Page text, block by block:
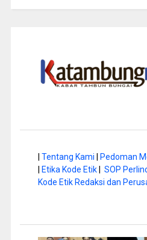
Tentang Kami Pedoman
Etika Kode Etik| SOP
Kode Etik Redaksi dan